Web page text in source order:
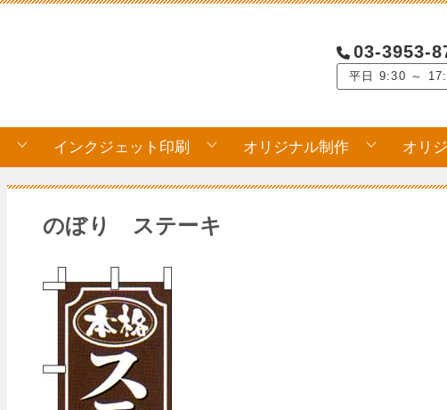
03-3953-
平日 9:30 ～
インクジェット印刷 オリジナル制作 オリ
のぼり ステーキ